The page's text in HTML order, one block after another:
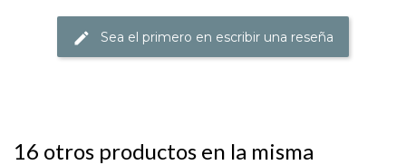
Sea el primero en escribir una reseña
16 otros productos en la misma